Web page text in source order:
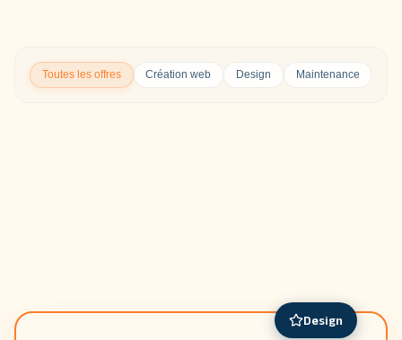
Toutes les offres Création web Design Maintenance
Design